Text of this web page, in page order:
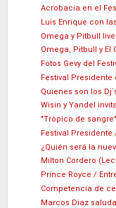
Acrobacia en el
Luis Enrique con
Omega y Pitbull
Omega, Pitbull y El
Fotos Gevy del
Festival
Quienes son los
Wisin y Yandel
"Trópico de
Festival Presidente
¿Quién será la
Milton Cordero
Prince Royce /
Competencia de
Marcos Diaz